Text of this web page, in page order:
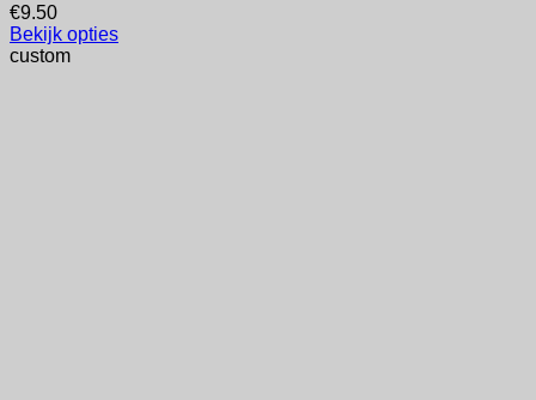
€9.50
Bekijk opties
custom